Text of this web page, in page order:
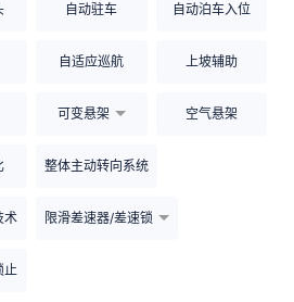
自动驻车 自动泊车入位
自适应巡航 上坡辅助
可变悬架 空气悬架
整体主动转向系统
术 限滑差速器/差速锁
止